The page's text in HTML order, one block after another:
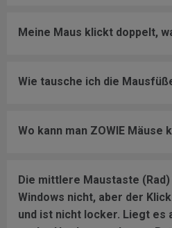
Meine Maus klickt doppelt,
Wie tausche ich die
Wo kann man ZOWIE Mäuse
Die mittlere Maustaste
Windows nicht, aber der
und ist nicht locker. Liegt es